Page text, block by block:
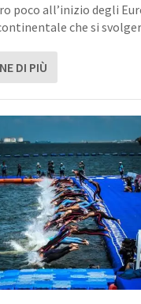
poco all’inizio degli
che si
DI PIÙ